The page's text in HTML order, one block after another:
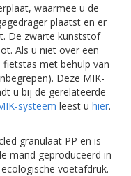
waarmee u de
plaatst en er
De zwarte kunststof
Als u niet over een
met behulp van
Deze MIK-
u bij de gerelateerde
systeem leest u hier.
granulaat PP en is
mand geproduceerd in
voetafdruk.